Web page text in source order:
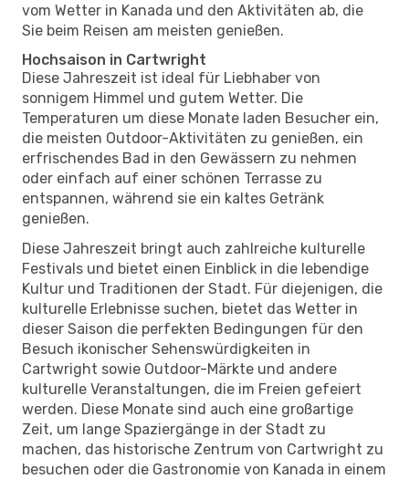
vom Wetter in Kanada und den Aktivitäten ab, die
Sie beim Reisen am meisten genießen.
Hochsaison in Cartwright
Diese Jahreszeit ist ideal für Liebhaber von
sonnigem Himmel und gutem Wetter. Die
Temperaturen um diese Monate laden Besucher ein,
die meisten Outdoor-Aktivitäten zu genießen, ein
erfrischendes Bad in den Gewässern zu nehmen
oder einfach auf einer schönen Terrasse zu
entspannen, während sie ein kaltes Getränk
genießen.
Diese Jahreszeit bringt auch zahlreiche kulturelle
Festivals und bietet einen Einblick in die lebendige
Kultur und Traditionen der Stadt. Für diejenigen, die
kulturelle Erlebnisse suchen, bietet das Wetter in
dieser Saison die perfekten Bedingungen für den
Besuch ikonischer Sehenswürdigkeiten in
Cartwright sowie Outdoor-Märkte und andere
kulturelle Veranstaltungen, die im Freien gefeiert
werden. Diese Monate sind auch eine großartige
Zeit, um lange Spaziergänge in der Stadt zu
machen, das historische Zentrum von Cartwright zu
besuchen oder die Gastronomie von Kanada in einem